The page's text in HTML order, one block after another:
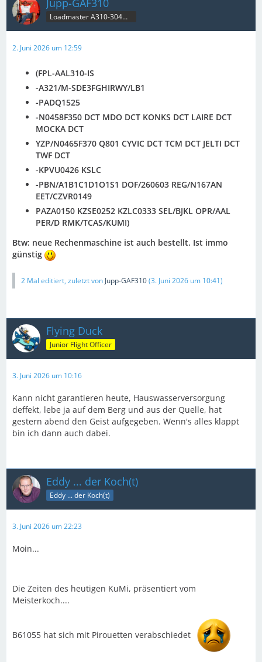
Jupp-GAF310
Loadmaster A310-304MRT & B707C
2. Juni 2026 um 12:59
(FPL-AAL310-IS
-A321/M-SDE3FGHIRWY/LB1
-PADQ1525
-N0458F350 DCT MDO DCT KONKS DCT LAIRE DCT
MOCKA DCT
YZP/N0465F370 Q801 CYVIC DCT TCM DCT JELTI DCT
TWF DCT
-KPVU0426 KSLC
-PBN/A1B1C1D1O1S1 DOF/260603 REG/N167AN
EET/CZVR0149
PAZA0150 KZSE0252 KZLC0333 SEL/BJKL OPR/AAL
PER/D RMK/TCAS/KUMI)
Btw: neue Rechenmaschine ist auch bestellt. Ist immo
günstig
2 Mal editiert, zuletzt von Jupp-GAF310(3. Juni 2026 um 10:41)
Flying Duck
Junior Flight Officer
3. Juni 2026 um 10:16
Kann nicht garantieren heute, Hauswasserversorgung
deffekt, lebe ja auf dem Berg und aus der Quelle, hat
gestern abend den Geist aufgegeben. Wenn's alles klappt
bin ich dann auch dabei.
Eddy ... der Koch(t)
Eddy ... der Koch(t)
3. Juni 2026 um 22:23
Moin...
Die Zeiten des heutigen KuMi, präsentiert vom
Meisterkoch....
B61055 hat sich mit Pirouetten verabschiedet